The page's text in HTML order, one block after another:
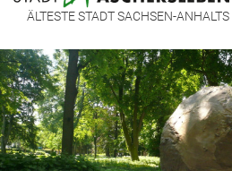
ÄLTESTE STADT SACHSEN-ANHALTS